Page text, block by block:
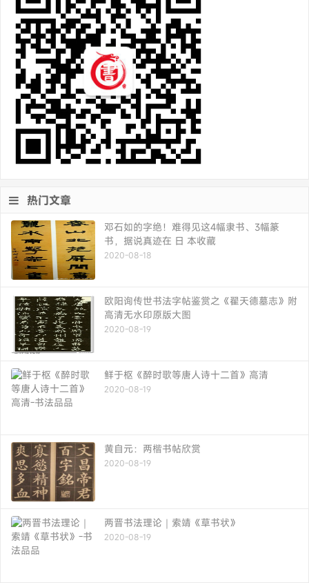
热门文章
邓石如的字绝！难得见这4幅隶书、3幅篆
书，据说真迹在 日 本收藏
2020-08-18
欧阳询传世书法字帖鉴赏之《翟天德墓志》附
高清无水印原版大图
2020-08-19
鲜于枢《醉时歌等唐人诗十二首》高清
2020-08-19
黄自元：两楷书帖欣赏
2020-08-19
两晋书法理论｜索靖《草书状》
2020-08-19